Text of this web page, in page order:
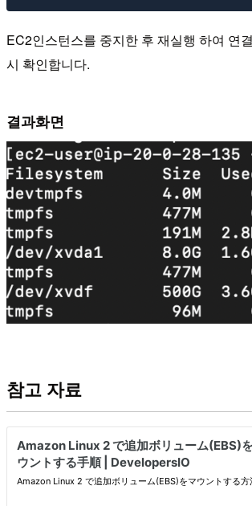
EC2인스턴스를 중지한 후 재실행 하여 연
시 확인합니다.
결과화면
참고 자료